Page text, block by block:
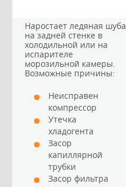
Наростает ледяная шуба
на задней стенке в
холодильной или на
испарителе
морозильной камеры.
Возможные причины:
Неисправен
компрессор
Утечка
хладогента
Засор
капиллярной
трубки
Засор фильтра